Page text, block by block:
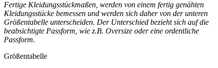
Fertige Kleidungsstückmaßen, werden von einem fertig genähten
Kleidungsstücke bemessen und werden sich daher von der unteren
Größentabelle unterscheiden. Der Unterschied bezieht sich auf die
beabsichtigte Passform, wie z.B. Oversize oder eine ordentliche
Passform.
Größentabelle